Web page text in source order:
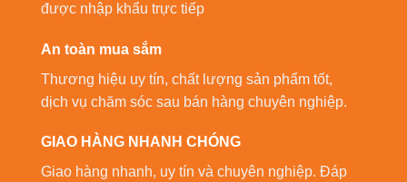
được nhập khẩu trực tiếp
An toàn mua sắm
Thương hiệu uy tín, chất lượng sản phẩm tốt,
dịch vụ chăm sóc sau bán hàng chuyên nghiệp.
GIAO HÀNG NHANH CHÓNG
Giao hàng nhanh, uy tín và chuyên nghiệp. Đáp